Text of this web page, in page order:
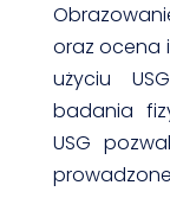
oraz ocena
użyciu
badania
USG